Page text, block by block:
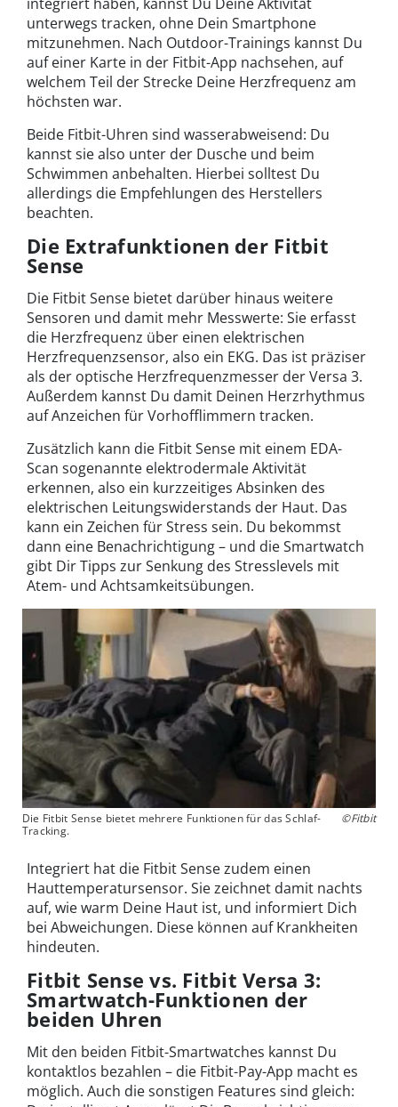
unterwegs tracken, ohne Dein Smartphone
mitzunehmen. Nach Outdoor-Trainings kannst Du
auf einer Karte in der Fitbit-App nachsehen, auf
welchem Teil der Strecke Deine Herzfrequenz am
höchsten war.
Beide Fitbit-Uhren sind wasserabweisend: Du
kannst sie also unter der Dusche und beim
Schwimmen anbehalten. Hierbei solltest Du
allerdings die Empfehlungen des Herstellers
beachten.
Die Extrafunktionen der Fitbit
Sense
Die Fitbit Sense bietet darüber hinaus weitere
Sensoren und damit mehr Messwerte: Sie erfasst
die Herzfrequenz über einen elektrischen
Herzfrequenzsensor, also ein EKG. Das ist präziser
als der optische Herzfrequenzmesser der Versa 3.
Außerdem kannst Du damit Deinen Herzrhythmus
auf Anzeichen für Vorhofflimmern tracken.
Zusätzlich kann die Fitbit Sense mit einem EDA-
Scan sogenannte elektrodermale Aktivität
erkennen, also ein kurzzeitiges Absinken des
elektrischen Leitungswiderstands der Haut. Das
kann ein Zeichen für Stress sein. Du bekommst
dann eine Benachrichtigung – und die Smartwatch
gibt Dir Tipps zur Senkung des Stresslevels mit
Atem- und Achtsamkeitsübungen.
Die Fitbit Sense bietet mehrere Funktionen für das Schlaf-
Tracking.
©Fitbit
Integriert hat die Fitbit Sense zudem einen
Hauttemperatursensor. Sie zeichnet damit nachts
auf, wie warm Deine Haut ist, und informiert Dich
bei Abweichungen. Diese können auf Krankheiten
hindeuten.
Fitbit Sense vs. Fitbit Versa 3:
Smartwatch-Funktionen der
beiden Uhren
Mit den beiden Fitbit-Smartwatches kannst Du
kontaktlos bezahlen – die Fitbit-Pay-App macht es
möglich. Auch die sonstigen Features sind gleich: